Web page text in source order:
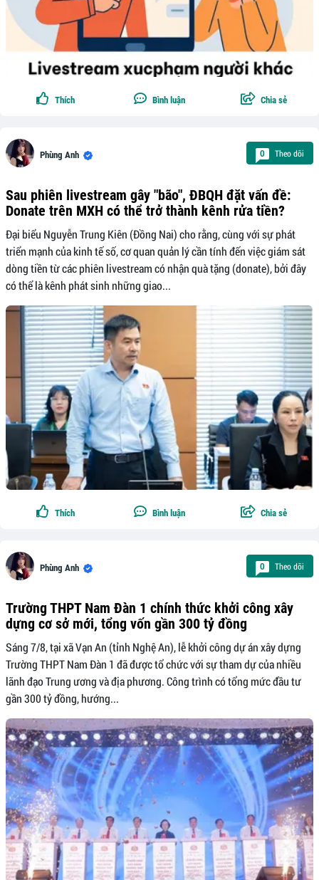
Thích Bình luận Chia sẻ
Phùng Anh 0 Theo dõi
Sau phiên livestream gây "bão", ĐBQH đặt vấn đề:
Donate trên MXH có thể trở thành kênh rửa tiền?
Đại biểu Nguyễn Trung Kiên (Đồng Nai) cho rằng, cùng với sự phát
triển mạnh của kinh tế số, cơ quan quản lý cần tính đến việc giám sát
dòng tiền từ các phiên livestream có nhận quà tặng (donate), bởi đây
có thể là kênh phát sinh những giao...
Thích Bình luận Chia sẻ
Phùng Anh 0 Theo dõi
Trường THPT Nam Đàn 1 chính thức khởi công xây
dựng cơ sở mới, tổng vốn gần 300 tỷ đồng
Sáng 7/8, tại xã Vạn An (tỉnh Nghệ An), lễ khởi công dự án xây dựng
Trường THPT Nam Đàn 1 đã được tổ chức với sự tham dự của nhiều
lãnh đạo Trung ương và địa phương. Công trình có tổng mức đầu tư
gần 300 tỷ đồng, hướng...